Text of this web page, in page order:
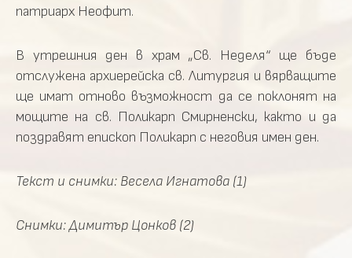
патриарх Неофит.
В утрешния ден в храм „Св. Неделя“ ще бъде
отслужена архиерейска св. Литургия и вярващите
ще имат отново възможност да се поклонят на
мощите на св. Поликарп Смирненски, както и да
поздравят епископ Поликарп с неговия имен ден.
Текст и снимки: Весела Игнатова (1)
Снимки: Димитър Цонков (2)